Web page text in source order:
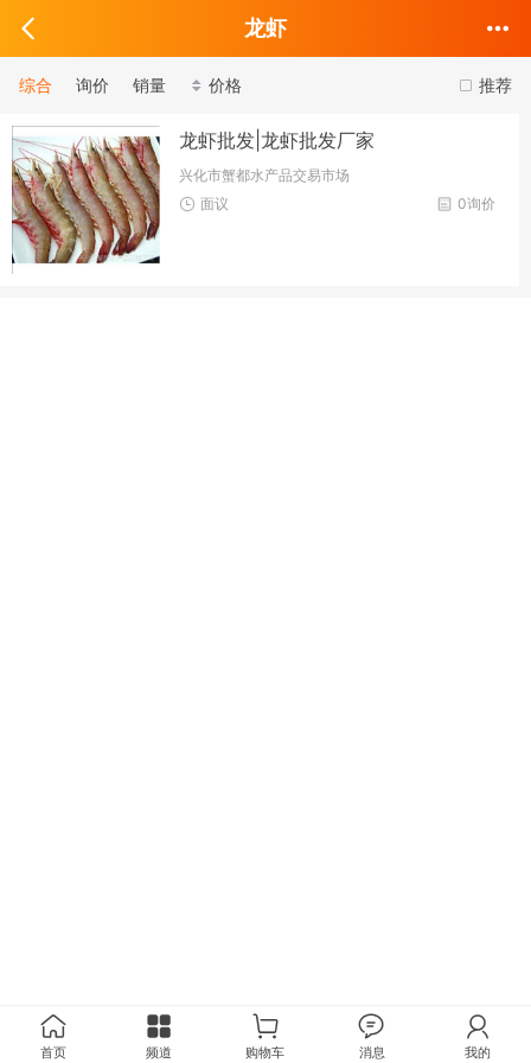
龙虾
推荐
综合 询价 销量 价格
龙虾批发|龙虾批发厂家
兴化市蟹都水产品交易市场
0询价
面议
首页 频道 购物车 消息 我的